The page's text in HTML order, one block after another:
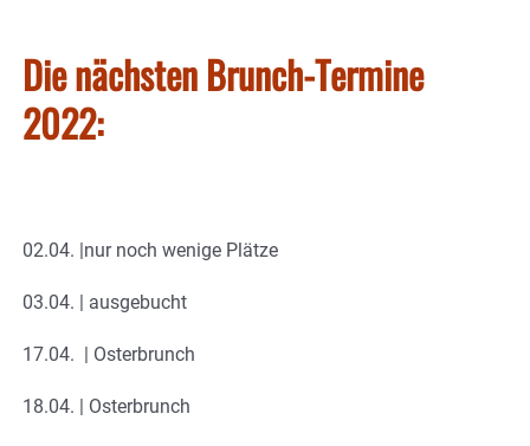
Die nächsten Brunch-Termine
2022:
02.04. |nur noch wenige Plätze
03.04. | ausgebucht
17.04. | Osterbrunch
18.04. | Osterbrunch